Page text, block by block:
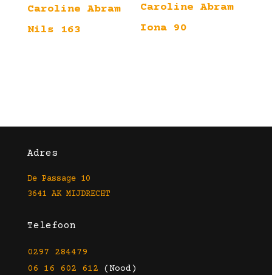
Caroline Abram
Nils 163
Caroline Abram
Iona 90
Adres
De Passage 10
3641 AK MIJDRECHT
Telefoon
0297 284479
06 16 602 612 (Nood)